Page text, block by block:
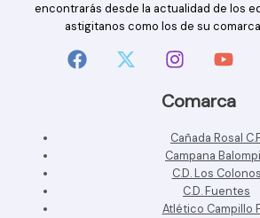
encontrarás desde la actualidad de los
astigitanos como los de su
Comarca
Cañada Rosal
Campana
C.D. Los Colonos
C.D. Fuentes
Atlético Campillo